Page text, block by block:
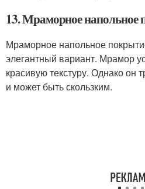
13. Мраморное напольное
Мраморное напольное
элегантный вариант. Мрамор
красивую текстуру. Однако он
и может быть скользким.